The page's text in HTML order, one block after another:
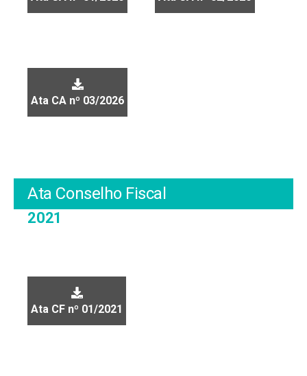
Ata CA nº 03/2026
Ata Conselho Fiscal
2021
Ata CF nº 01/2021